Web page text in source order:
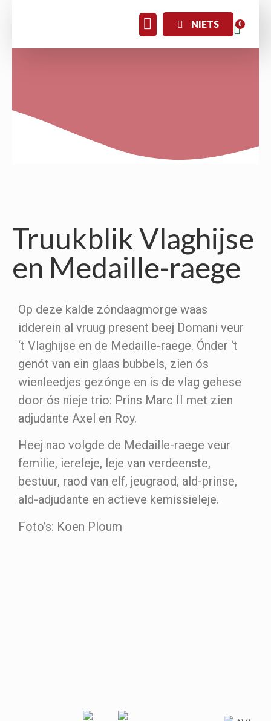
NIETS
Truukblik Vlaghijse
en Medaille-raege
Op deze kalde zóndaagmorge waas
idderein al vruug present beej Domani veur
‘t Vlaghijse en de Medaille-raege. Ónder ‘t
genót van ein glaas bubbels, zien ós
wienleedjes gezónge en is de vlag gehese
door ós nieje trio: Prins Marc II met zien
adjudante Axel en Roy.
Heej nao volgde de Medaille-raege veur
femilie, iereleje, leje van verdeenste,
bestuur, raod van elf, jeugraod, ald-prinse,
ald-adjudante en actieve kemissieleje.
Foto’s: Koen Ploum